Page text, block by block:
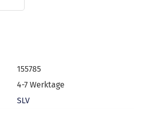
155785
4-7 Werktage
SLV